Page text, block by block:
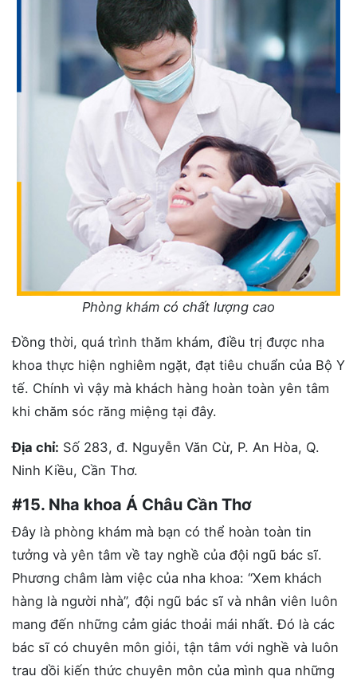
Phòng khám có chất lượng cao
Đồng thời, quá trình thăm khám, điều trị được nha
khoa thực hiện nghiêm ngặt, đạt tiêu chuẩn của Bộ Y
tế. Chính vì vậy mà khách hàng hoàn toàn yên tâm
khi chăm sóc răng miệng tại đây.
Địa chỉ: Số 283, đ. Nguyễn Văn Cừ, P. An Hòa, Q.
Ninh Kiều, Cần Thơ.
#15. Nha khoa Á Châu Cần Thơ
Đây là phòng khám mà bạn có thể hoàn toàn tin
tưởng và yên tâm về tay nghề của đội ngũ bác sĩ.
Phương châm làm việc của nha khoa: “Xem khách
hàng là người nhà”, đội ngũ bác sĩ và nhân viên luôn
mang đến những cảm giác thoải mái nhất. Đó là các
bác sĩ có chuyên môn giỏi, tận tâm với nghề và luôn
trau dồi kiến thức chuyên môn của mình qua những